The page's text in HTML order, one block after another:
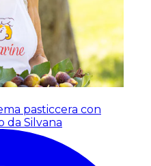
pasticcera con
da Silvana